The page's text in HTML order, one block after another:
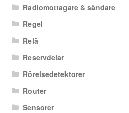
Radiomottagare & sändare
Regel
Relä
Reservdelar
Rörelsedetektorer
Router
Sensorer